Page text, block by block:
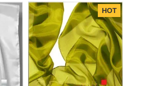
glatt auf der Haut, und ihr
Fall macht sie zu einer Freude zu
Seidenschal ist also nicht nur ein
sondern auch ein Zeichen für
Warum also nicht heute noch
kaufen und sich selbst ein
HOT